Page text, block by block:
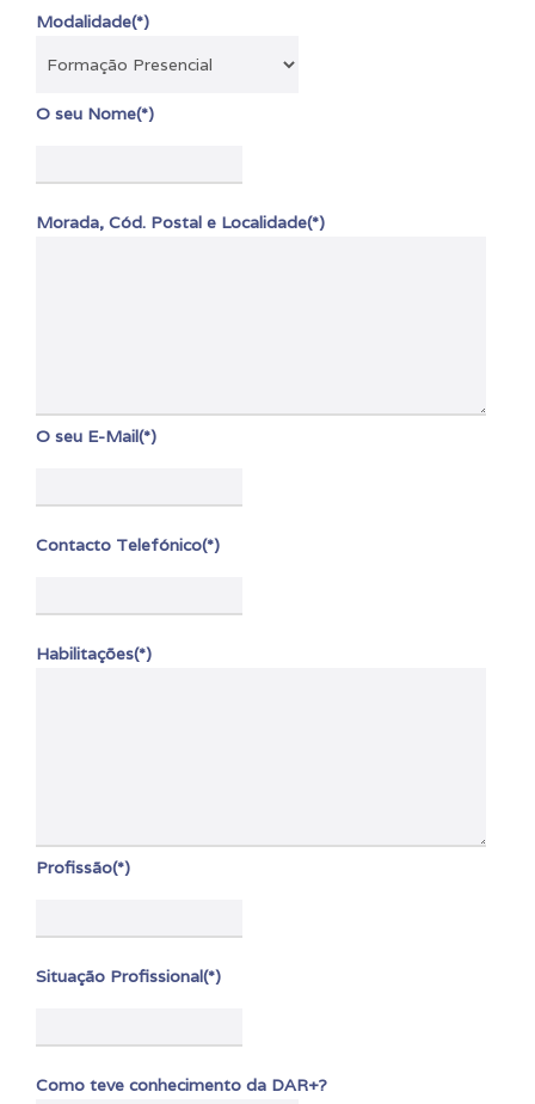
Modalidade(*)
O seu Nome(*)
Morada, Cód. Postal e Localidade(*)
O seu E-Mail(*)
Contacto Telefónico(*)
Habilitações(*)
Profissão(*)
Situação Profissional(*)
Como teve conhecimento da DAR+?